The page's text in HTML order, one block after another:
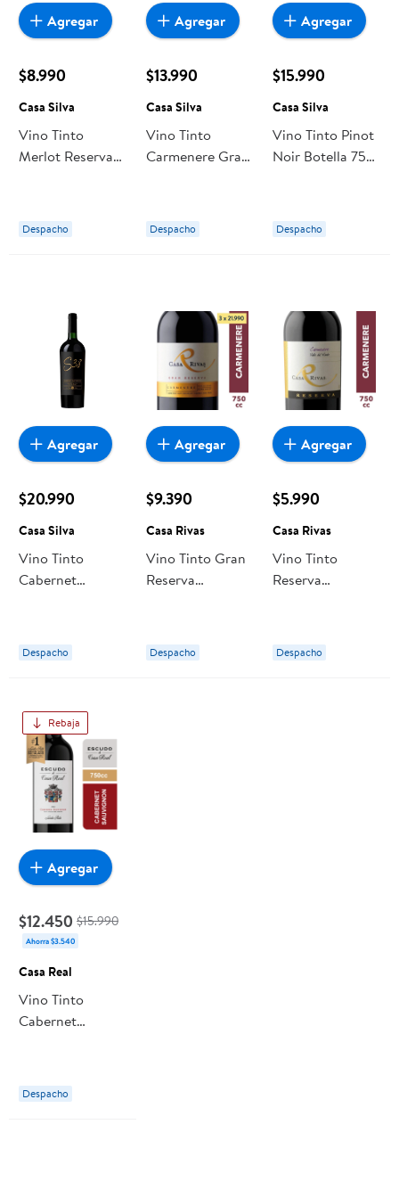
$8.990
Casa Silva
Vino Tinto
Merlot Reserva
Despacho
Agregar
$13.990
Casa Silva
Vino Tinto
Carmenere Gran
Silva
Despacho
Agregar
$15.990
Casa Silva
Vino Tinto Pinot
Noir Botella 750
Despacho
Agregar
$20.990
Casa Silva
Vino Tinto
Cabernet
750 ml Casa
Silva
Despacho
Agregar
$9.390
Casa Rivas
Vino Tinto Gran
Reserva
Casa Rivas
Despacho
Agregar
$5.990
Casa Rivas
Vino Tinto
Reserva
Casa Rivas
Despacho
Agregar
Rebaja
$12.450 $15.990
Ahorra $3.540
Casa Real
Vino Tinto
Cabernet
Casa Real
Despacho
Agregar